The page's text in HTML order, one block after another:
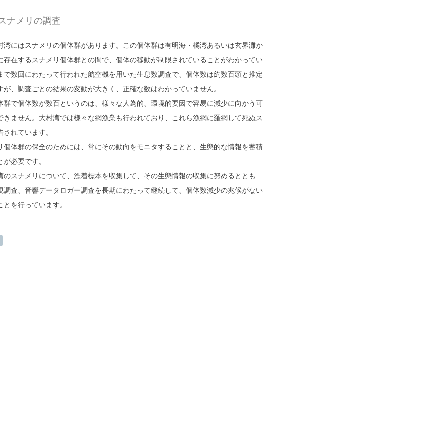
ナメリの調査
湾にはスナメリの個体群があります。この個体群は有明海・橘湾あるいは玄界灘か
存在するスナメリ個体群との間で、個体の移動が制限されていることがわかってい
で数回にわたって行われた航空機を用いた生息数調査で、個体数は約数百頭と推定
が、調査ごとの結果の変動が大きく、正確な数はわかっていません。
群で個体数が数百というのは、様々な人為的、環境的要因で容易に減少に向かう可
きません。大村湾では様々な網漁業も行われており、これら漁網に羅網して死ぬス
されています。
個体群の保全のためには、常にその動向をモニタすることと、生態的な情報を蓄積
が必要です。
のスナメリについて、漂着標本を収集して、その生態情報の収集に努めるととも
調査、音響データロガー調査を長期にわたって継続して、個体数減少の兆候がない
とを行っています。